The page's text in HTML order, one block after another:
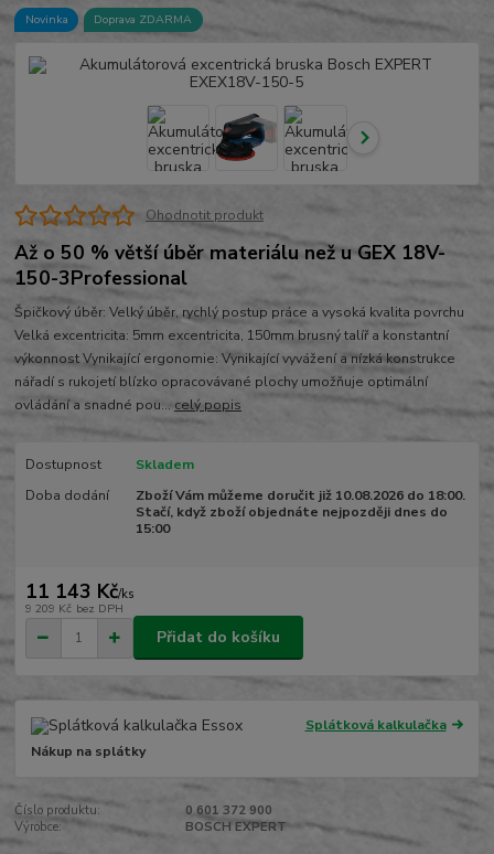
Novinka Doprava ZDARMA
Ohodnotit produkt
Až o 50 % větší úběr materiálu než u GEX 18V-
150-3​Professional
Špičkový úběr: Velký úběr, rychlý postup práce a vysoká kvalita povrchu
Velká excentricita: 5mm excentricita, 150mm brusný talíř a konstantní
výkonnost Vynikající ergonomie: Vynikající vyvážení a nízká konstrukce
nářadí s rukojetí blízko opracovávané plochy umožňuje optimální
ovládání a snadné pou... celý popis
Dostupnost
Skladem
Doba dodání
Zboží Vám můžeme doručit již 10.08.2026 do 18:00.
Stačí, když zboží objednáte nejpozději dnes do
15:00
11 143 Kč/ks
9 209 Kč bez DPH
Přidat do košíku
Splátková kalkulačka
Nákup na splátky
Číslo produktu:
0 601 372 900
Výrobce:
BOSCH EXPERT